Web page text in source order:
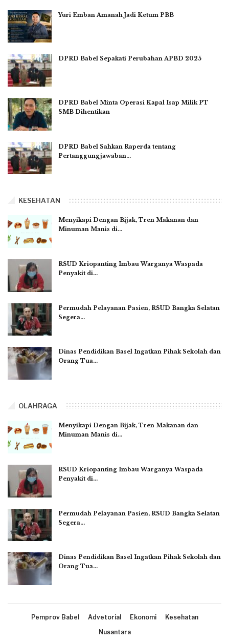
Yuri Emban Amanah Jadi Ketum PBB
DPRD Babel Sepakati Perubahan APBD 2025
DPRD Babel Minta Operasi Kapal Isap Milik PT
SMB Dihentikan
DPRD Babel Sahkan Raperda tentang
Pertanggungjawaban…
KESEHATAN
Menyikapi Dengan Bijak, Tren Makanan dan
Minuman Manis di…
RSUD Kriopanting Imbau Warganya Waspada
Penyakit di…
Permudah Pelayanan Pasien, RSUD Bangka Selatan
Segera…
Dinas Pendidikan Basel Ingatkan Pihak Sekolah dan
Orang Tua…
OLAHRAGA
Menyikapi Dengan Bijak, Tren Makanan dan
Minuman Manis di…
RSUD Kriopanting Imbau Warganya Waspada
Penyakit di…
Permudah Pelayanan Pasien, RSUD Bangka Selatan
Segera…
Dinas Pendidikan Basel Ingatkan Pihak Sekolah dan
Orang Tua…
Pemprov Babel Advetorial Ekonomi
Kesehatan
Nusantara